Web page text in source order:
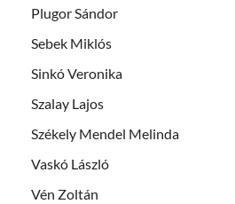
Plugor Sándor
Sebek Miklós
Sinkó Veronika
Szalay Lajos
Székely Mendel Melinda
Vaskó László
Vén Zoltán